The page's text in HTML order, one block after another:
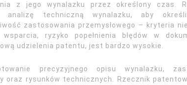
z jego wynalazku przez określony czas.
analizę techniczną wynalazku, aby
zastosowania przemysłowego – kryteria
ryzyko popełnienia błędów w
udzielenia patentu, jest bardzo wysokie.
precyzyjnego opisu wynalazku,
oraz rysunków technicznych. Rzecznik